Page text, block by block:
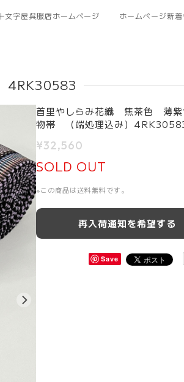
文字屋呉服店ホームページ ホームページ新
4RK30583
首里やしらみ花織 焦茶色 薄
物帯 （端処理込み）
¥32,560
SOLD OUT
※この商品は送料無料です。
再入荷通知を希望する
Save